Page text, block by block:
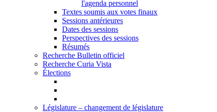
l'agenda personnel
Textes soumis aux votes finaux
Sessions antérieures
Dates des sessions
Perspectives des sessions
Résumés
Recherche Bulletin officiel
Recherche Curia Vista
Élections
Législature – changement de législature